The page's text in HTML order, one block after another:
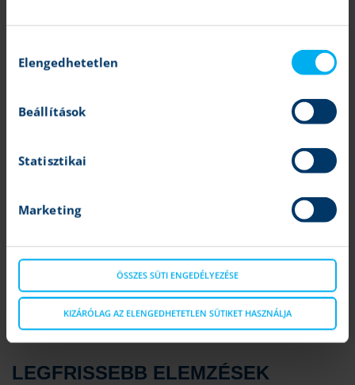
kiválasztása
Elengedhetetlen
Beállítások
Statisztikai
Marketing
ÖSSZES SÜTI ENGEDÉLYEZÉSE
KIZÁRÓLAG AZ ELENGEDHETETLEN SÜTIKET HASZNÁLJA
arra, hogy a leírt szcenáriók, előrejelzések és kockázatok a piaci
tájékoztatásban szereplő bármilyen előrejelzés pusztán tájékoztató
jellegű. A számszerű adatok általánosak, tájékoztató jellegűek, csak a
módosítás tárgyát képezhetik. A tájékoztatásban szereplő információk
a készítők által hitelesnek tartott forrásokon alapulnak, azonban azok
jellegű, az azokban szereplő adatok és eredmények nem minősülnek
az adott statisztika vagy kimutatás tekintetében reprezentatívnak.
A K&H Értékpapír működését anyavállalata révén a cseh pénzügyi
felügyelet, a CNB (Czech National Bank) ellenőrzi, egyes,
jogszabályban nevesített tárgykörök esetében pedig az MNB (Magyar
Nemzeti Bank) is jogosult hatáskörében eljárni.
LEGFRISSEBB ELEMZÉSEK